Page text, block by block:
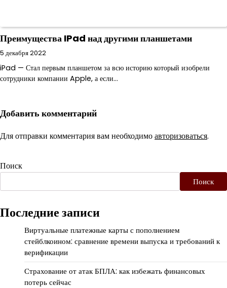
Преимущества IPad над другими планшетами
5 декабря 2022
iPad — Стал первым планшетом за всю историю который изобрели
сотрудники компании Apple, а если…
Добавить комментарий
Для отправки комментария вам необходимоавторизоваться.
Поиск
Поиск
Последние записи
Виртуальные платежные карты с пополнением
стейблкоином: сравнение времени выпуска и требований к
верификации
Страхование от атак БПЛА: как избежать финансовых
потерь сейчас